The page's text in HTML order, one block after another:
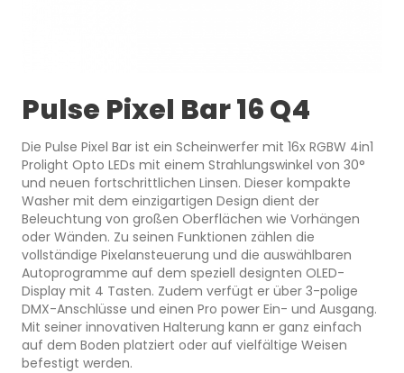
Pulse Pixel Bar 16 Q4
Die Pulse Pixel Bar ist ein Scheinwerfer mit 16x RGBW 4in1
Prolight Opto LEDs mit einem Strahlungswinkel von 30°
und neuen fortschrittlichen Linsen. Dieser kompakte
Washer mit dem einzigartigen Design dient der
Beleuchtung von großen Oberflächen wie Vorhängen
oder Wänden. Zu seinen Funktionen zählen die
vollständige Pixelansteuerung und die auswählbaren
Autoprogramme auf dem speziell designten OLED-
Display mit 4 Tasten. Zudem verfügt er über 3-polige
DMX-Anschlüsse und einen Pro power Ein- und Ausgang.
Mit seiner innovativen Halterung kann er ganz einfach
auf dem Boden platziert oder auf vielfältige Weisen
befestigt werden.